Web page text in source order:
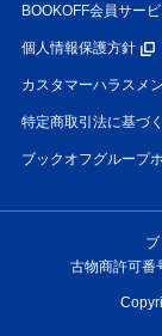
BOOKOFF会員サー
個人情報保護方針
カスタマーハラスメ
特定商取引法に基づ
ブックオフグループ
古物商許可番